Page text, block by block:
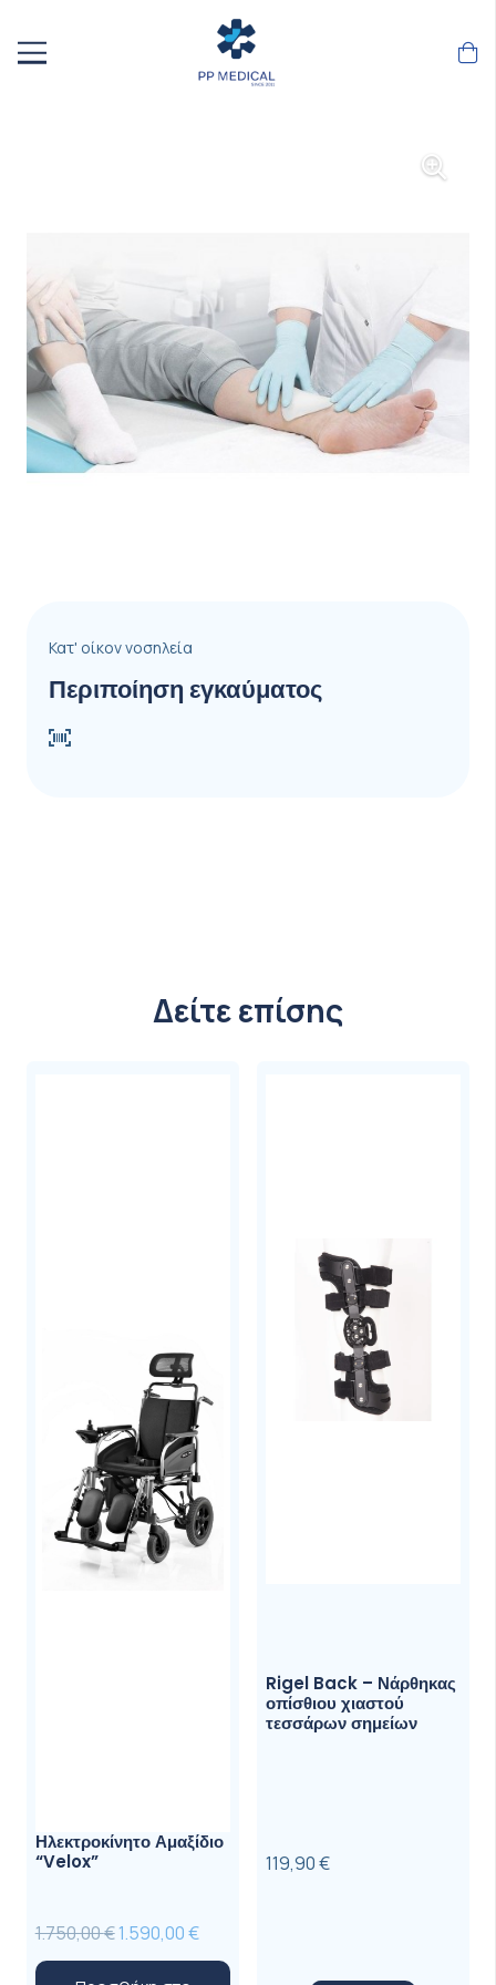
Κατ' οίκον νοσηλεία
Περιποίηση εγκαύματος
Δείτε επίσης
Ηλεκτροκίνητο Αμαξίδιο
“Velox”
1.750,00€Original
price
1.590,00€Η
τρέχουσα
Rigel Back – Νάρθηκας
οπίσθιου χιαστού
τεσσάρων σημείων
119,90€